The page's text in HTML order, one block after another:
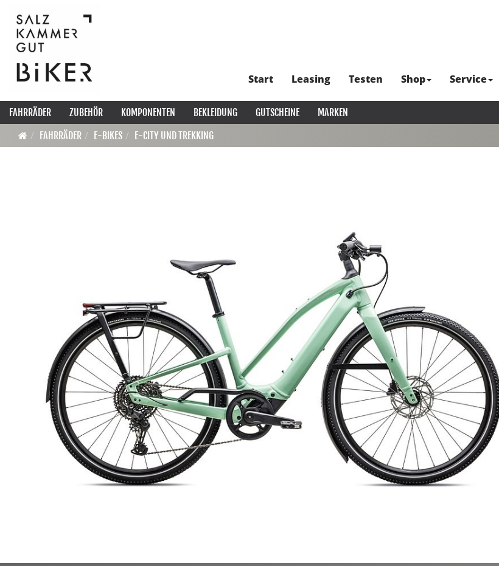
Start Leasing Testen Shop Service
FAHRRÄDER ZUBEHÖR KOMPONENTEN BEKLEIDUNG GUTSCHEINE
MARKEN
FAHRRÄDER
E-BIKES E-CITY UND TREKKING